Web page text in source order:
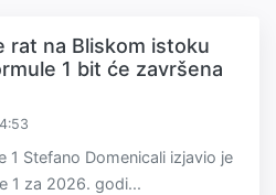
rat na Bliskom istoku
1 bit će završena
1 Stefano Domenicali izjavio je
1 za 2026. godi...